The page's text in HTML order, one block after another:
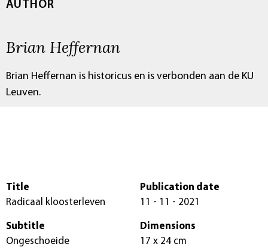
AUTHOR
Brian Heffernan
Brian Heffernan is historicus en is verbonden aan de KU
Leuven.
Title
Radicaal kloosterleven
Subtitle
Ongeschoeide
Publication date
11 - 11 - 2021
Dimensions
17 x 24 cm